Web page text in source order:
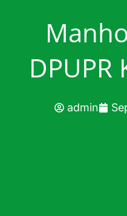
DPUPR
admin